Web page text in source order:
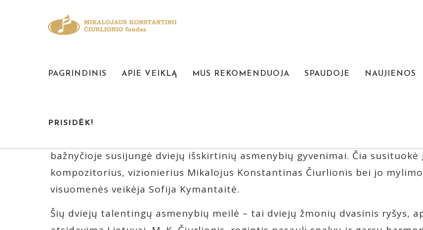
PAGRINDINIS APIE VEIKLĄ MUS REKOMENDUOJA SPAUDOJE NAUJIENOS
PRISIDĖK!
Šateikių Šv. Evangelisto Morkaus bažnyčia (Plungės r.) žinoma kaip vienas
bažnyčioje susijungė dviejų išskirtinių asmenybių gyvenimai. Čia
kompozitorius, vizionierius Mikalojus Konstantinas Čiurlionis bei jo
visuomenės veikėja Sofija Kymantaitė.
Šių dviejų talentingų asmenybių meilė – tai dviejų žmonių dvasinis ryšys,